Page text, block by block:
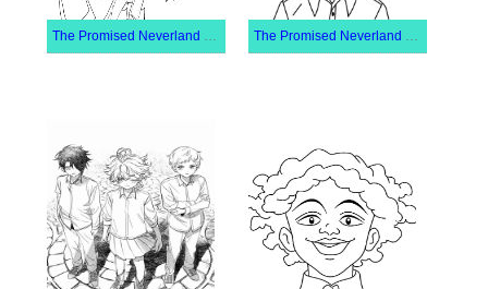
The Promised Neverland Karakterek The Promised Neverland Phil